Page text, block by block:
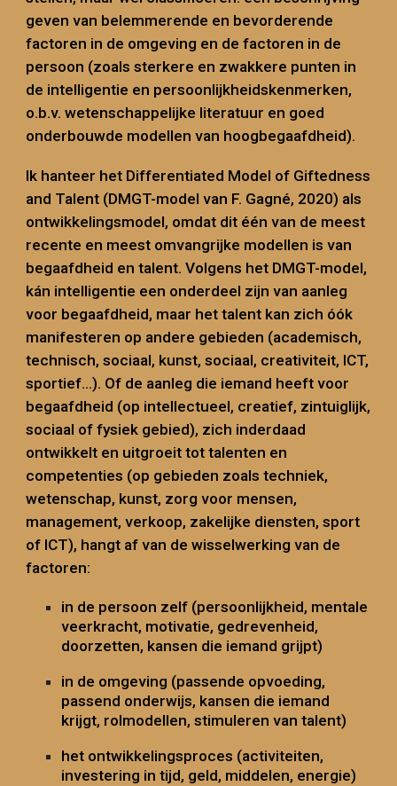
geven van belemmerende en bevorderende
factoren in de omgeving en de factoren in de
persoon (zoals sterkere en zwakkere punten in
de intelligentie en persoonlijkheidskenmerken,
o.b.v. wetenschappelijke literatuur en goed
onderbouwde modellen van hoogbegaafdheid).
Ik hanteer het Differentiated Model of Giftedness
and Talent (DMGT-model van F. Gagné, 2020) als
ontwikkelingsmodel, omdat dit één van de meest
recente en meest omvangrijke modellen is van
begaafdheid en talent. Volgens het DMGT-model,
kán intelligentie een onderdeel zijn van aanleg
voor begaafdheid, maar het talent kan zich óók
manifesteren op andere gebieden (academisch,
technisch, sociaal, kunst, sociaal, creativiteit, ICT,
sportief...). Of de aanleg die iemand heeft voor
begaafdheid (op intellectueel, creatief, zintuiglijk,
sociaal of fysiek gebied), zich inderdaad
ontwikkelt en uitgroeit tot talenten en
competenties (op gebieden zoals techniek,
wetenschap, kunst, zorg voor mensen,
management, verkoop, zakelijke diensten, sport
of ICT), hangt af van de wisselwerking van de
factoren:
in de persoon zelf (persoonlijkheid, mentale
veerkracht, motivatie, gedrevenheid,
doorzetten, kansen die iemand grijpt)
in de omgeving (passende opvoeding,
passend onderwijs, kansen die iemand
krijgt, rolmodellen, stimuleren van talent)
het ontwikkelingsproces (activiteiten,
investering in tijd, geld, middelen, energie)